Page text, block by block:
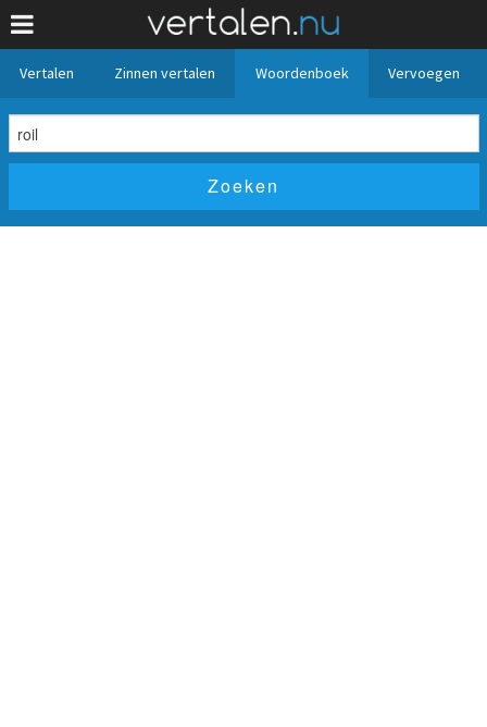
Vertalen Zinnen vertalen Woordenboek Vervoegen